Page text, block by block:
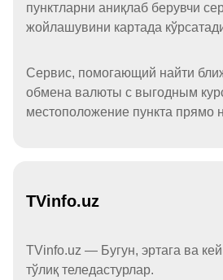
пунктларни аниқлаб берувчи
жойлашувини картада
Сервис, помогающий найти
обмена валюты с выгодным
местоположение пункта прямо
TVinfo.uz
TVinfo.uz — Бугун, эртага ва
тўлиқ теледастурлар.